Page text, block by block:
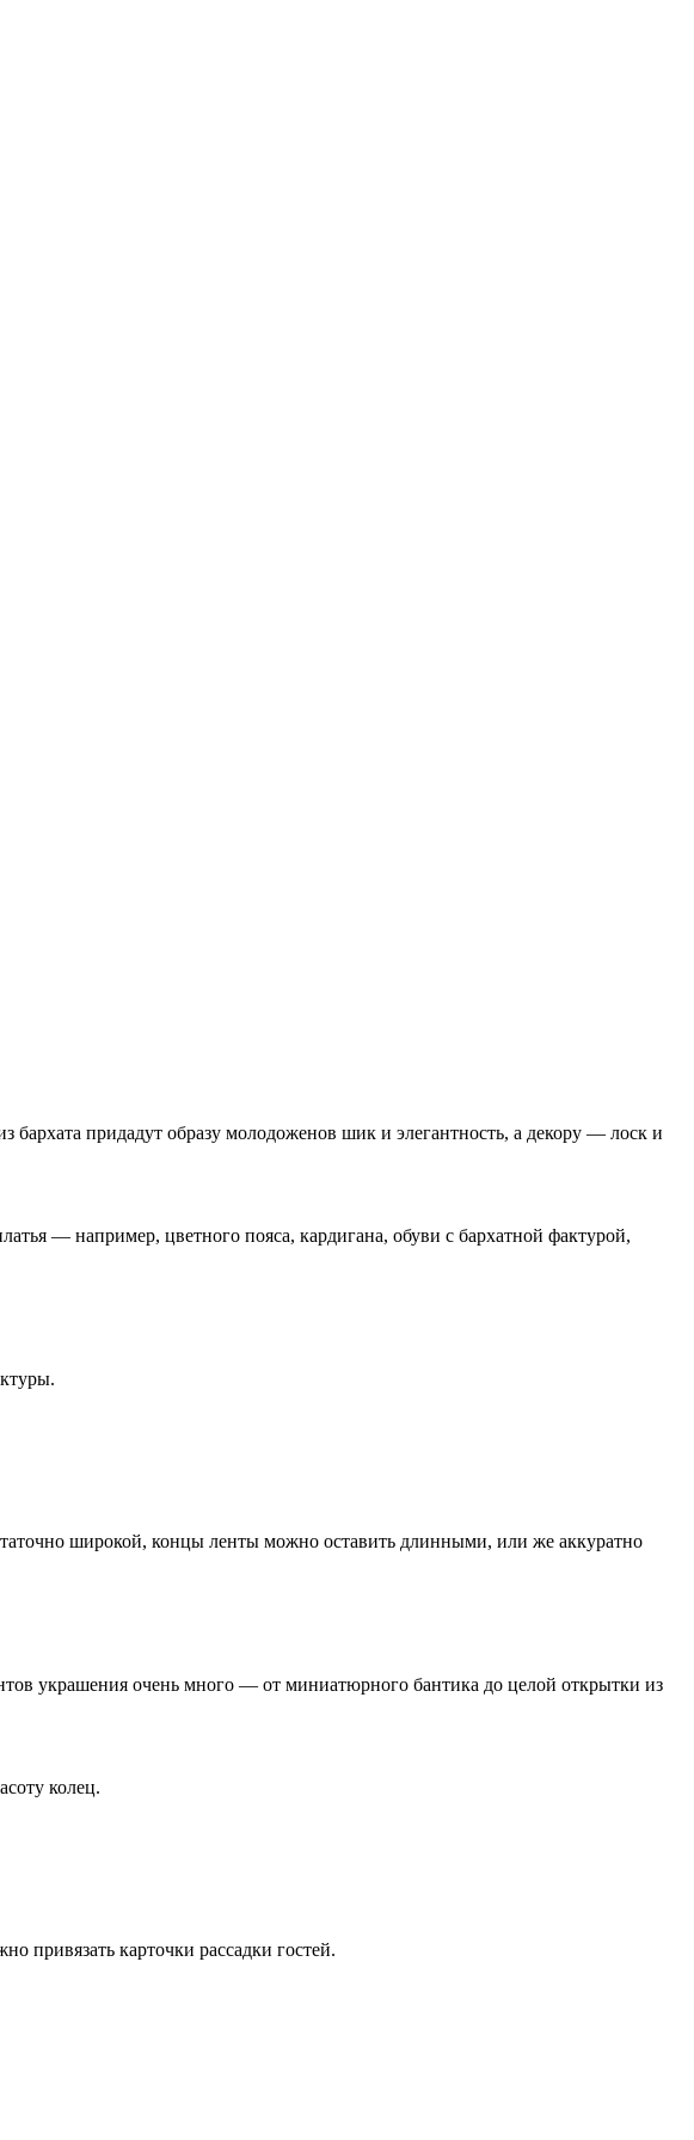
бархата придадут образу молодоженов шик и элегантность, а декору — лоск и
— например, цветного пояса, кардигана, обуви с бархатной фактурой,
широкой, концы ленты можно оставить длинными, или же аккуратно
украшения очень много — от миниатюрного бантика до целой открытки из
колец.
привязать карточки рассадки гостей.